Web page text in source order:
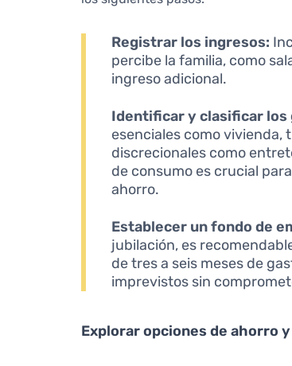
Registrar los ingresos:
percibe la familia, como
ingreso adicional.
Identificar y clasificar los
esenciales como
discrecionales como
de consumo es crucial
ahorro.
Establecer un fondo de
jubilación, es
de tres a seis meses de
imprevistos sin
Explorar opciones de ahorro